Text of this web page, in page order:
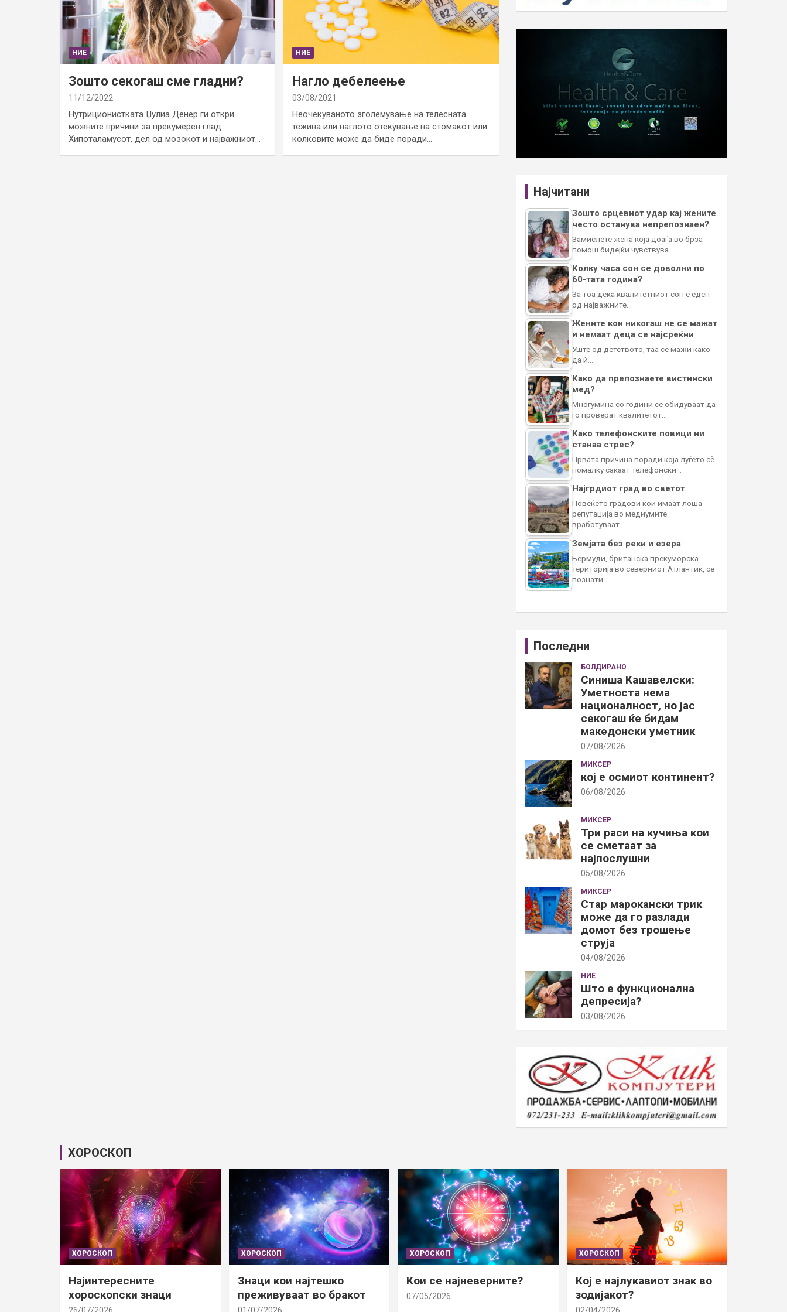
НИЕ
Зошто секогаш сме гладни?
11/12/2022
Нутриционистката Џулиа Денер ги откри
можните причини за прекумерен глад:
Хипоталамусот, дел од мозокот и најважниот…
НИЕ
Нагло дебелеење
03/08/2021
Неочекуваното зголемување на телесната
тежина или наглото отекување на стомакот или
колковите може да биде поради…
Најчитани
Зошто срцевиот удар кај жените
често останува непрепознаен?
Замислете жена која доаѓа во брза
помош бидејќи чувствува…
Колку часа сон се доволни по
60-тата година?
За тоа дека квалитетниот сон е еден
од најважните…
Жените кои никогаш не се мажат
и немаат деца се најсреќни
Уште од детството, таа се мажи како
да ѝ…
Како да препознаете вистински
мед?
Многумина со години се обидуваат да
го проверат квалитетот…
Како телефонските повици ни
станаа стрес?
Првата причина поради која луѓето сè
помалку сакаат телефонски…
Најгрдиот град во светот
Повеќето градови кои имаат лоша
репутација во медиумите
вработуваат…
Земјата без реки и езера
Бермуди, британска прекуморска
територија во северниот Атлантик, се
познати…
Последни
БОЛДИРАНО
Синиша Кашавелски:
Уметноста нема
националност, но јас
секогаш ќе бидам
македонски уметник
07/08/2026
МИКСЕР
кој е осмиот континент?
06/08/2026
МИКСЕР
Три раси на кучиња кои
се сметаат за
најпослушни
05/08/2026
МИКСЕР
Стар марокански трик
може да го разлади
домот без трошење
струја
04/08/2026
НИЕ
Што е функционална
депресија?
03/08/2026
ХОРОСКОП
ХОРОСКОП
Најинтересните
хороскопски знаци
ХОРОСКОП
Знаци кои најтешко
преживуваат во бракот
ХОРОСКОП
Кои се најневерните?
07/05/2026
ХОРОСКОП
Кој е најлукавиот знак во
зодијакот?